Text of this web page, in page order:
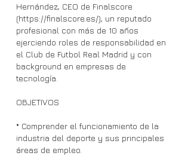
Hernández, CEO de Finalscore
(https://finalscore.es/), un reputado
profesional con más de 10 años
ejerciendo roles de responsabilidad en
el Club de Futbol Real Madrid y con
background en empresas de
tecnología.
OBJETIVOS
* Comprender el funcionamiento de la
industria del deporte y sus principales
áreas de empleo.